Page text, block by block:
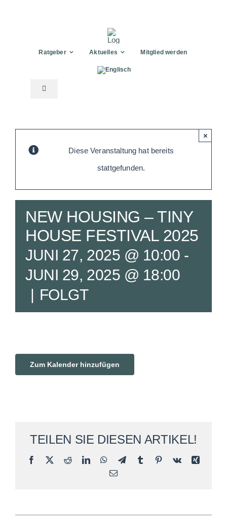
Ratgeber Aktuelles Mitglied werden
Toggle
Modulhaus
Zubehör
Service
Verband
Diese Veranstaltung hat bereits
stattgefunden.
×
NEW HOUSING – TINY
HOUSE FESTIVAL 2025
JUNI 27, 2025 @ 10:00 -
JUNI 29, 2025 @ 18:00
| FOLGT
Zum Kalender hinzufügen
TEILEN SIE DIESEN ARTIKEL!
Facebook RedditLinkedInWhatsApp
TelegramTumblrPinterest
Vk
Xing
E-